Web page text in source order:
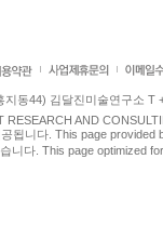
동44) 김달진미술연구소 T
AND
됩니다. This page provided
니다. This page optimized